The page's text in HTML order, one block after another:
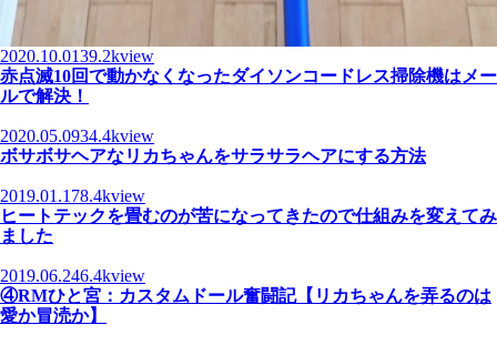
2020.10.0139.2kview
赤点滅10回で動かなくなったダイソンコードレス掃除機はメー
ルで解決！
2020.05.0934.4kview
ボサボサヘアなリカちゃんをサラサラヘアにする方法
2019.01.178.4kview
ヒートテックを畳むのが苦になってきたので仕組みを変えてみ
ました
2019.06.246.4kview
④RMひと宮：カスタムドール奮闘記【リカちゃんを弄るのは
愛か冒涜か】